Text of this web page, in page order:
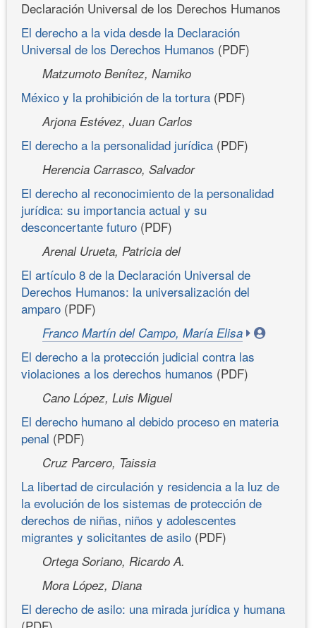
Declaración Universal de los Derechos Humanos
El derecho a la vida desde la Declaración
Universal de los Derechos Humanos (PDF)
Matzumoto Benítez, Namiko
México y la prohibición de la tortura (PDF)
Arjona Estévez, Juan Carlos
El derecho a la personalidad jurídica (PDF)
Herencia Carrasco, Salvador
El derecho al reconocimiento de la personalidad
jurídica: su importancia actual y su
desconcertante futuro (PDF)
Arenal Urueta, Patricia del
El artículo 8 de la Declaración Universal de
Derechos Humanos: la universalización del
amparo (PDF)
Franco Martín del Campo, María Elisa
El derecho a la protección judicial contra las
violaciones a los derechos humanos (PDF)
Cano López, Luis Miguel
El derecho humano al debido proceso en materia
penal (PDF)
Cruz Parcero, Taissia
La libertad de circulación y residencia a la luz de
la evolución de los sistemas de protección de
derechos de niñas, niños y adolescentes
migrantes y solicitantes de asilo (PDF)
Ortega Soriano, Ricardo A.
Mora López, Diana
El derecho de asilo: una mirada jurídica y humana